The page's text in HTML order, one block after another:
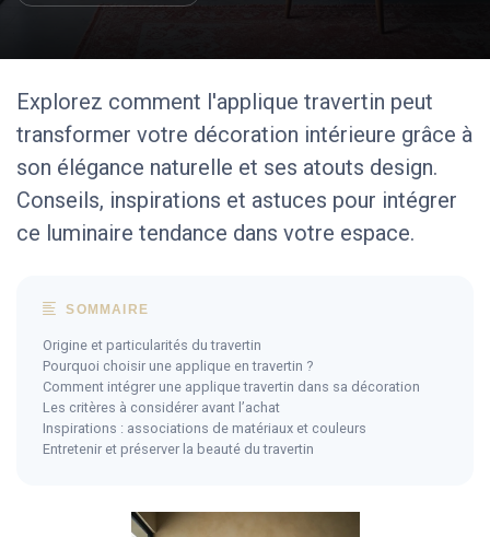
Explorez comment l'applique travertin peut
transformer votre décoration intérieure grâce à
son élégance naturelle et ses atouts design.
Conseils, inspirations et astuces pour intégrer
ce luminaire tendance dans votre espace.
SOMMAIRE
Origine et particularités du travertin
Pourquoi choisir une applique en travertin ?
Comment intégrer une applique travertin dans sa décoration
Les critères à considérer avant l’achat
Inspirations : associations de matériaux et couleurs
Entretenir et préserver la beauté du travertin